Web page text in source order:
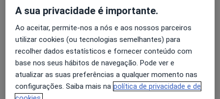
Salamanca - Espanha)
Mestre em Neurociências, MsC (Faculdade de
Medicina de Lisboa - Portugal)
Especialista Médico Legal (Escola de Medicina Abel
Salazar - Porto, Portugal)
Grau de Salamanca de Neuropsicologia Clínica
(Universidade de Salamanca - Espanha)
Grau de Proficiência Investigador em Psicobiologia
maisSobre mim
Principais doenças tratadas
Dislexia
Transtornos De Estresse
Transtornos de Adaptação
A sua privacidade é importante.
Ao aceitar, permite-nos a nós e aos nossos parceiros
utilizar cookies (ou tecnologias semelhantes) para
recolher dados estatísticos e fornecer conteúdo com
base nos seus hábitos de navegação. Pode ver e
atualizar as suas preferências a qualquer momento nas
configurações. Saiba mais na política de privacidade e de